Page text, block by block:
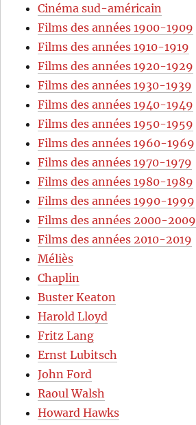
Cinéma sud-américain
Films des années 1900-1909
Films des années 1910-1919
Films des années 1920-1929
Films des années 1930-1939
Films des années 1940-1949
Films des années 1950-1959
Films des années 1960-1969
Films des années 1970-1979
Films des années 1980-1989
Films des années 1990-1999
Films des années 2000-2009
Films des années 2010-2019
Méliès
Chaplin
Buster Keaton
Harold Lloyd
Fritz Lang
Ernst Lubitsch
John Ford
Raoul Walsh
Howard Hawks